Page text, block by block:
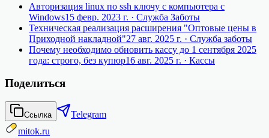
Авторизация linux по ssh ключу с компьютера с
Windows15 февр. 2023 г. · Служба Заботы
Техническая реализация расширения "Оптовые цены в
Приходной накладной"27 авг. 2025 г. · Служба заботы
Почему необходимо обновить кассу до 1 сентября 2025
года: строго, без купюр16 авг. 2025 г. · Кассы
Поделиться
Ссылка
Telegram
mitok.ru